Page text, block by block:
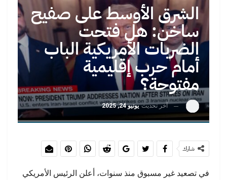
الشرق الأوسط على صفيح
ساخن: هل فتحت
الضربات الأمريكية الباب
أمام حرب إقليمية
مفتوحة؟
آخر تحديثيونيو 24, 2025
شارك
في تصعيد غير مسبوق منذ سنوات، أعلن الرئيس الأمريكي